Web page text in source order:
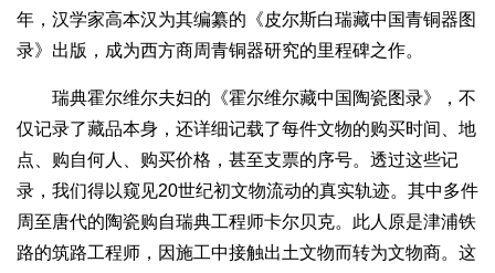
年，汉学家高本汉为其编纂的《皮尔斯白瑞藏中国青铜器图
录》出版，成为西方商周青铜器研究的里程碑之作。
瑞典霍尔维尔夫妇的《霍尔维尔藏中国陶瓷图录》，不
仅记录了藏品本身，还详细记载了每件文物的购买时间、地
点、购自何人、购买价格，甚至支票的序号。透过这些记
录，我们得以窥见20世纪初文物流动的真实轨迹。其中多件
周至唐代的陶瓷购自瑞典工程师卡尔贝克。此人原是津浦铁
路的筑路工程师，因施工中接触出土文物而转为文物商。这